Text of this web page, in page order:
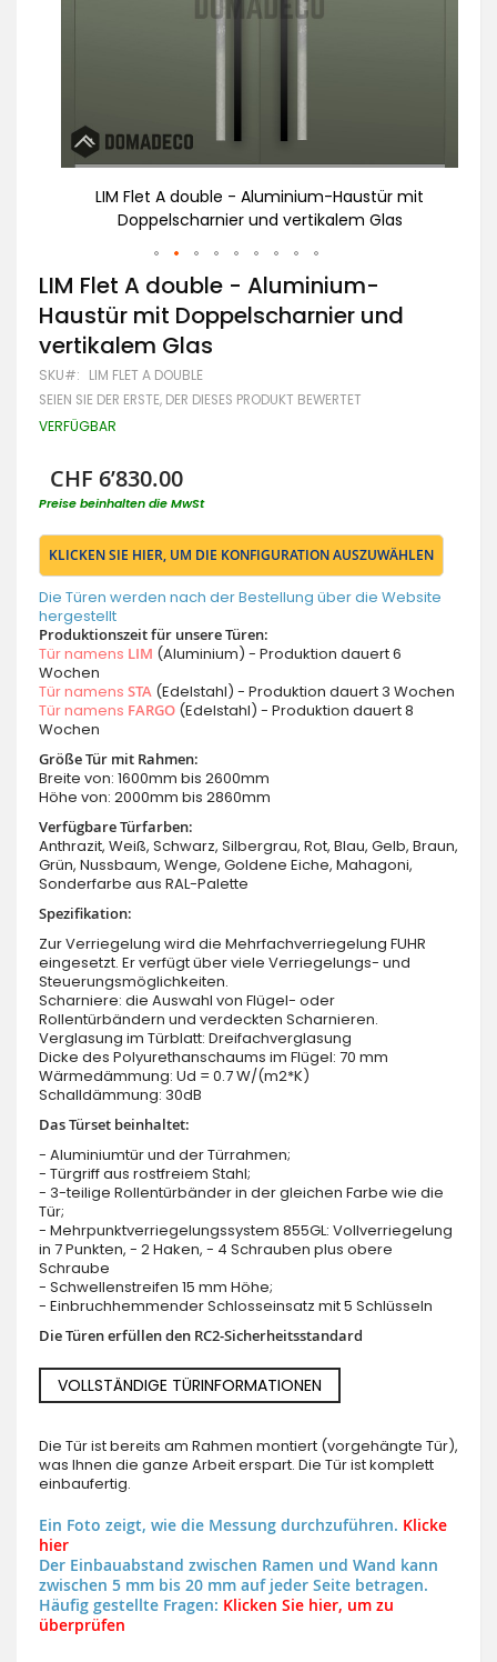
LIM Flet A double - Aluminium-Haustür mit
Doppelscharnier und vertikalem Glas
Zum
Anfang
der
Bildgalerie
springen
LIM Flet A double - Aluminium-
Haustür mit Doppelscharnier und
vertikalem Glas
SKU LIM FLET A DOUBLE
SEIEN SIE DER ERSTE, DER DIESES PRODUKT BEWERTET
VERFÜGBAR
CHF 6’830.00
Preise beinhalten die MwSt
KLICKEN SIE HIER, UM DIE KONFIGURATION AUSZUWÄHLEN
Die Türen werden nach der Bestellung über die Website
hergestellt
Produktionszeit für unsere Türen:
Tür namens LIM (Aluminium) - Produktion dauert 6
Wochen
Tür namens STA (Edelstahl) - Produktion dauert 3 Wochen
Tür namens FARGO (Edelstahl) - Produktion dauert 8
Wochen
Größe Tür mit Rahmen:
Breite von: 1600mm bis 2600mm
Höhe von: 2000mm bis 2860mm
Verfügbare Türfarben:
Anthrazit, Weiß, Schwarz, Silbergrau, Rot, Blau, Gelb, Braun,
Grün, Nussbaum, Wenge, Goldene Eiche, Mahagoni,
Sonderfarbe aus RAL-Palette
Spezifikation:
Zur Verriegelung wird die Mehrfachverriegelung FUHR
eingesetzt. Er verfügt über viele Verriegelungs- und
Steuerungsmöglichkeiten.
Scharniere: die Auswahl von Flügel- oder
Rollentürbändern und verdeckten Scharnieren.
Verglasung im Türblatt: Dreifachverglasung
Dicke des Polyurethanschaums im Flügel: 70 mm
Wärmedämmung: Ud = 0.7 W/(m2*K)
Schalldämmung: 30dB
Das Türset beinhaltet:
- Aluminiumtür und der Türrahmen;
- Türgriff aus rostfreiem Stahl;
- 3-teilige Rollentürbänder in der gleichen Farbe wie die
Tür;
- Mehrpunktverriegelungssystem 855GL: Vollverriegelung
in 7 Punkten, - 2 Haken, - 4 Schrauben plus obere
Schraube
- Schwellenstreifen 15 mm Höhe;
- Einbruchhemmender Schlosseinsatz mit 5 Schlüsseln
Die Türen erfüllen den RC2-Sicherheitsstandard
VOLLSTÄNDIGE TÜRINFORMATIONEN
Die Tür ist bereits am Rahmen montiert (vorgehängte Tür),
was Ihnen die ganze Arbeit erspart. Die Tür ist komplett
einbaufertig.
Ein Foto zeigt, wie die Messung durchzuführen. Klicke
hier
Der Einbauabstand zwischen Ramen und Wand kann
zwischen 5 mm bis 20 mm auf jeder Seite betragen.
Häufig gestellte Fragen: Klicken Sie hier, um zu
überprüfen